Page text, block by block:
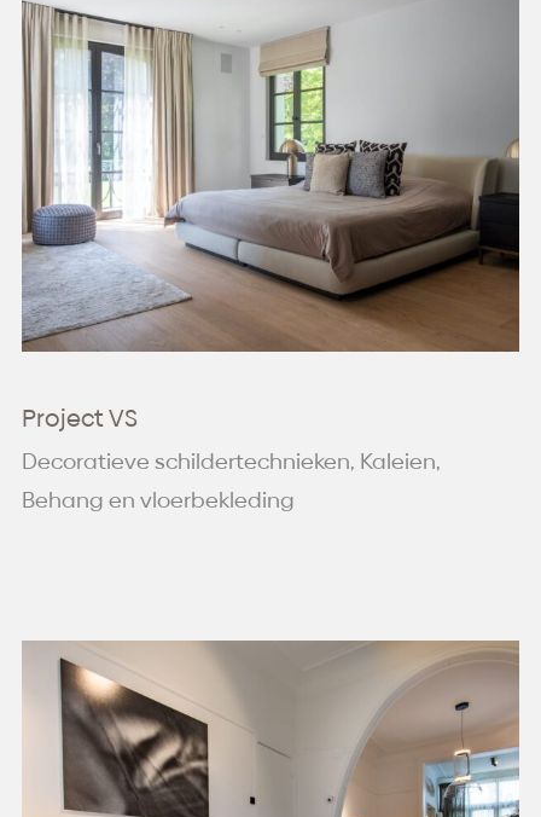
Project VS
Decoratieve schildertechnieken, Kaleien,
Behang en vloerbekleding